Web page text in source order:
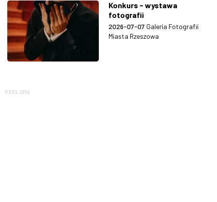
Konkurs - wystawa
fotografii
2026-07-07 Galeria Fotografii
Miasta Rzeszowa
REKLAMA